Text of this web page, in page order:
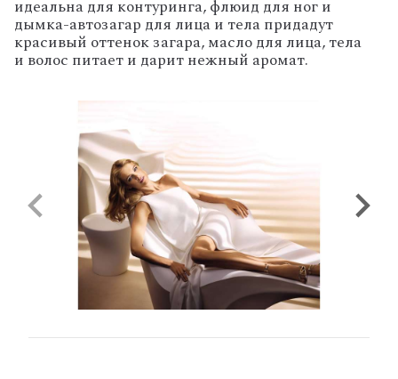
идеальна для контуринга, флюид для ног и
дымка-автозагар для лица и тела придадут
красивый оттенок загара, масло для лица, тела
и волос питает и дарит нежный аромат.